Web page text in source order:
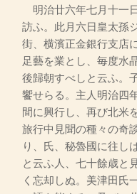
明治廿六年七月十一
訪ふ。此月六日皇太孫
街、横濱正金銀行支店
足藝を業とし、毎度水
後歸朝すべしと云ふ。
饗せらる。主人明治四
間に興行し、再び北米
旅行中見聞の種々の奇
り、氏、秘魯國に往し
と云ふ人、七十餘歳と
く忘却しぬ。美津田氏